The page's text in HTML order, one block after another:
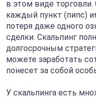
в этом виде
каждый пункт (пипс)
потеря даже одного
сделки. Скальпинг
долгосрочным
можете заработать
понесет за собой
У скальпинга есть